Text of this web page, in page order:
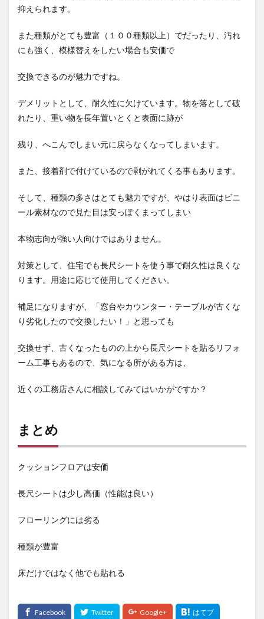
抑えられます。
また種類がとても豊富（１００種類以上）でだったり、汚れ
にも強く、模様替えをしたい場合も安価で
交換できるのが魅力ですね。
デメリットとして、耐久性に欠けています。物を落として破
れたり、重い物を長年置いとくと表面に跡が
残り、へこんでしまい元に戻らなくなってしまいます。
また、接着剤で付けているので剥がれてくる事もあります。
そして、種類の多さはとても魅力ですが、やはり表面はビニ
ール素材なので見た目は安っぽくまってしまい
本物志向が強い人向けではありません。
対策として、住宅でも長尺シートを使う事で耐久性は良くな
ります。用途に応じて使用してください。
補足になりますが、「窓台やカウンター・テーブルが古くな
り劣化したので交換したい！」と思っても
交換せず、古くなったものの上から長尺シートを貼るリフォ
ーム工事もあるので、気になる所がある方は、
近くの工務店さんに相談してみてはいかがですか？
まとめ
クッションフロアは安価
長尺シートは少し高価（性能は良い）
フローリングには劣る
種類が豊富
床だけではなく他でも貼れる